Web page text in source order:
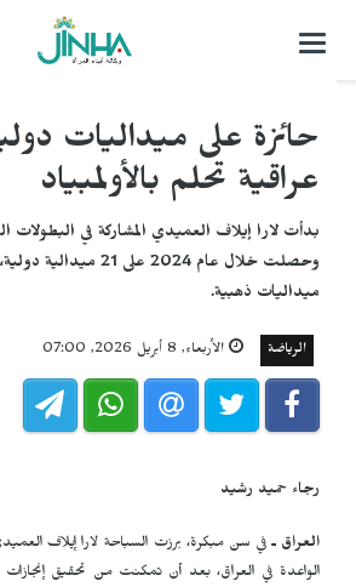
التحكم
حائزة على ميداليات
عراقية تحلم بالأولمبياد
وحصلت خلال عام 2024 على
ميداليات ذهبية.
الرياضة الأربعاء, 8 أبريل 2026, 07:00
رجاء حميد رشيد
العراق ـ في سن مبكرة، برزت السباحة لارا إيلاف
الواعدة في العراق، بعد أن تمكنت من تحقيق إنجازات